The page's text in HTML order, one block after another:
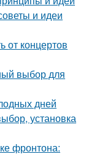
и идеи
концертов
выбор для
дней
установка
фронтона: